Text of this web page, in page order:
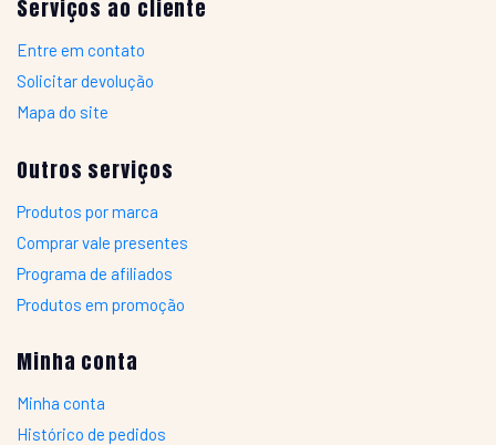
Serviços ao cliente
Entre em contato
Solicitar devolução
Mapa do site
Outros serviços
Produtos por marca
Comprar vale presentes
Programa de afiliados
Produtos em promoção
Minha conta
Minha conta
Histórico de pedidos